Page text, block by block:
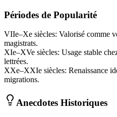
Périodes de Popularité
VIIe–Xe siècles: Valorisé comme
magistrats.
XIe–XVe siècles: Usage stable
lettrées.
XXe–XXIe siècles: Renaissance
migrations.
Anecdotes Historiques